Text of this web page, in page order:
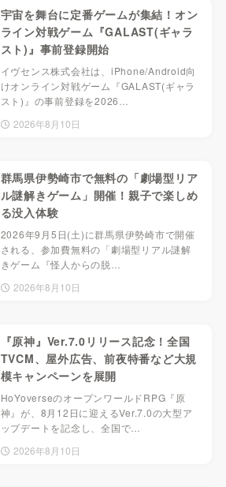
宇宙を舞台に定番ゲームが集結！オン
ライン対戦ゲーム『GALAST(ギャラ
スト)』事前登録開始
イヴセンス株式会社は、iPhone/Android向
けオンライン対戦ゲーム『GALAST(ギャラ
スト)』の事前登録を2026…
2026年8月10日
群馬県伊勢崎市で無料の「劇場型リア
ル謎解きゲーム」開催！親子で楽しめ
る没入体験
2026年9月5日(土)に群馬県伊勢崎市で開催
される、参加費無料の「劇場型リアル謎解
きゲーム『怪人からの脱…
2026年8月10日
『原神』Ver.7.0リリース記念！全国
TVCM、屋外広告、前夜特番など大規
模キャンペーンを展開
HoYoverseのオープンワールドRPG『原
神』が、8月12日に迎えるVer.7.0の大型ア
ップデートを記念し、全国で…
2026年8月10日